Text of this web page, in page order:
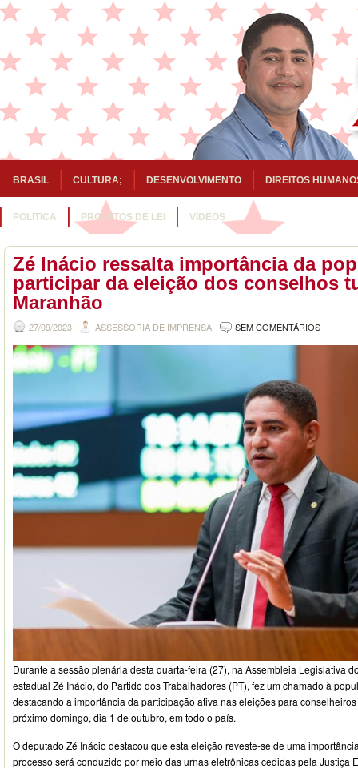
BRASIL CULTURA; DESENVOLVIMENTO DIREITOS
POLITICA PROJETOS DE LEI VÍDEOS
Zé Inácio ressalta importância da
participar da eleição dos conselhos
Maranhão
27/09/2023 ASSESSORIA DE IMPRENSA SEM COMENTÁRIOS
Durante a sessão plenária desta quarta-feira (27), na Assembleia Legislativa
estadual Zé Inácio, do Partido dos Trabalhadores (PT), fez um chamado à
destacando a importância da participação ativa nas eleições para
próximo domingo, dia 1 de outubro, em todo o país.
O deputado Zé Inácio destacou que esta eleição reveste-se de uma
processo será conduzido por meio das urnas eletrônicas cedidas pela Justiça